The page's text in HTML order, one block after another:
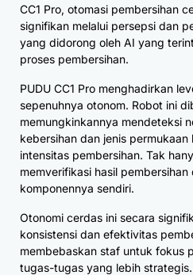
CC1 Pro, otomasi pembersihan
signifikan melalui persepsi dan
yang didorong oleh AI yang
proses pembersihan.
PUDU CC1 Pro menghadirkan
sepenuhnya otonom. Robot ini
memungkinkannya mendeteksi
kebersihan dan jenis
intensitas pembersihan. Tak
memverifikasi hasil
komponennya sendiri.
Otonomi cerdas ini secara
konsistensi dan efektivitas
membebaskan staf untuk fokus
tugas-tugas yang lebih